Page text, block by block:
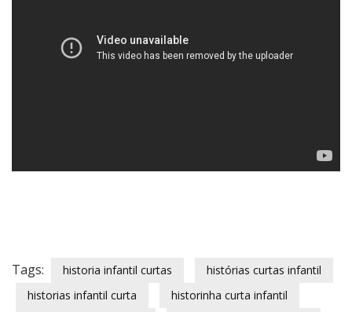
Tags: historia infantil curtas
histórias curtas infantil
historias infantil curta
historinha curta infantil